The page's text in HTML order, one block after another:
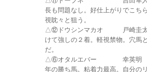
長も問題なし。好仕上がりでこち
視眈々と狙う。
△⑫ドウシンマカオ 戸崎
けて強しの２着。軽視禁物。穴馬
だ。
△⑥オタルエバー 幸
年の勝ち馬。粘着力最高。自分の